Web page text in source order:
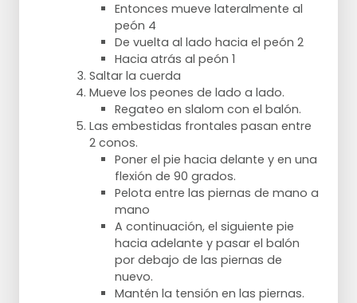
Entonces mueve lateralmente al
peón 4
De vuelta al lado hacia el peón 2
Hacia atrás al peón 1
Saltar la cuerda
Mueve los peones de lado a lado.
Regateo en slalom con el balón.
Las embestidas frontales pasan entre
2 conos.
Poner el pie hacia delante y en una
flexión de 90 grados.
Pelota entre las piernas de mano a
mano
A continuación, el siguiente pie
hacia adelante y pasar el balón
por debajo de las piernas de
nuevo.
Mantén la tensión en las piernas.